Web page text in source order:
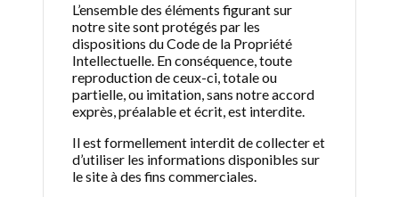
L’ensemble des éléments figurant sur
notre site sont protégés par les
dispositions du Code de la Propriété
Intellectuelle. En conséquence, toute
reproduction de ceux-ci, totale ou
partielle, ou imitation, sans notre accord
exprès, préalable et écrit, est interdite.
Il est formellement interdit de collecter et
d’utiliser les informations disponibles sur
le site à des fins commerciales.